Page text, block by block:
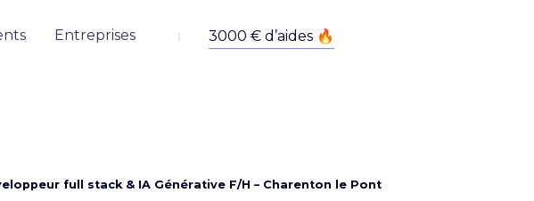
Entreprises
full stack & IA Générative F/H – Charenton le Pont